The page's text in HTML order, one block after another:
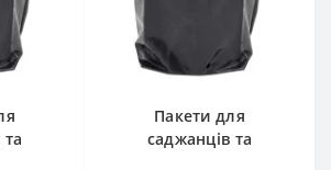
Пакети для
саджанців та